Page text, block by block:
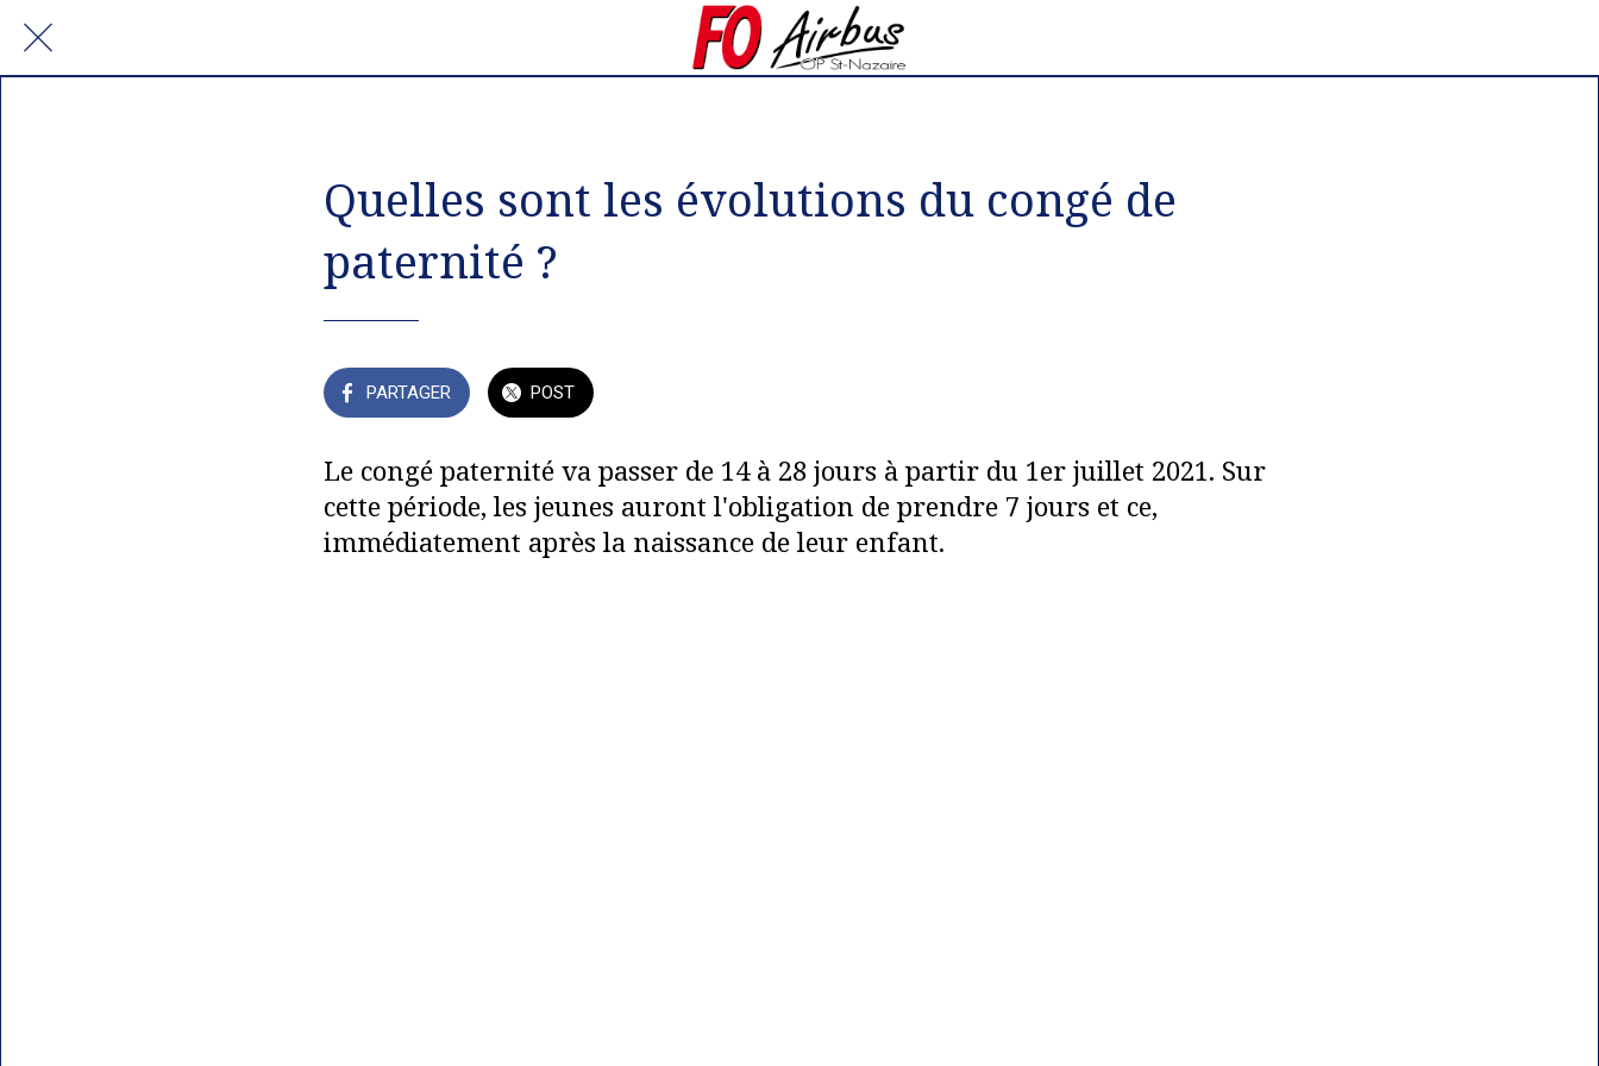
Quelles sont les évolutions du congé de
paternité ?
PARTAGER POST
Le congé paternité va passer de 14 à 28 jours à partir du 1er juillet 2021. Sur
cette période, les jeunes auront l'obligation de prendre 7 jours et ce,
immédiatement après la naissance de leur enfant.